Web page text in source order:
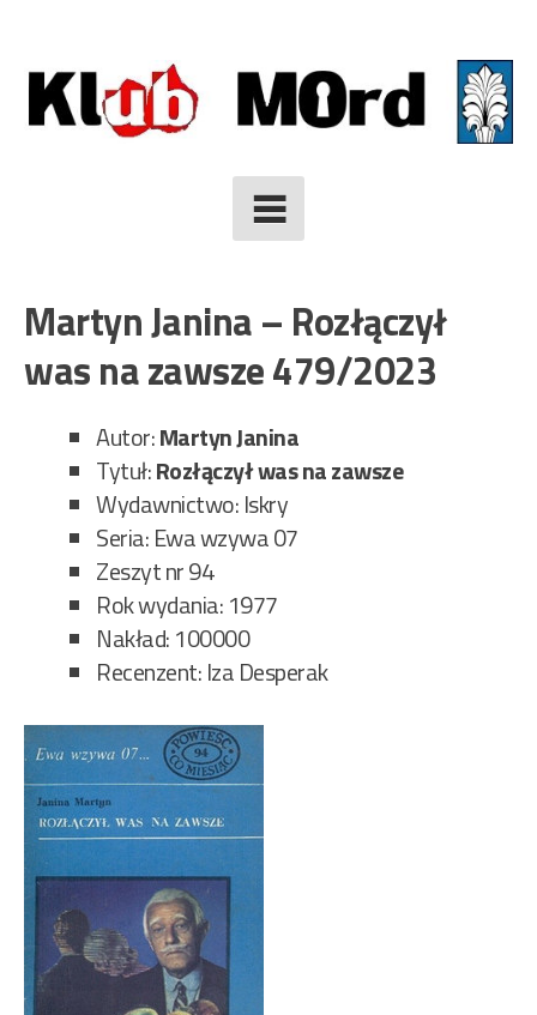
to
content
Martyn Janina – Rozłączył
was na zawsze 479/2023
Autor:Martyn Janina
Tytuł:Rozłączył was na zawsze
Wydawnictwo: Iskry
Seria: Ewa wzywa 07
Zeszyt nr 94
Rok wydania: 1977
Nakład: 100000
Recenzent: Iza Desperak